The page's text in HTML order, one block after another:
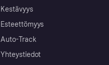
Kestävyys
Esteettömyys
Auto-Track
Yhteystiedot